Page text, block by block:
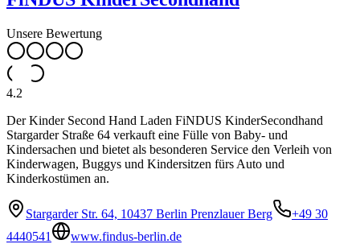
Unsere Bewertung
4.2
Der Kinder Second Hand Laden FiNDUS KinderSecondhand
Stargarder Straße 64 verkauft eine Fülle von Baby- und
Kindersachen und bietet als besonderen Service den Verleih von
Kinderwagen, Buggys und Kindersitzen fürs Auto und
Kinderkostümen an.
Stargarder Str. 64, 10437 Berlin Prenzlauer Berg
+49 30
4440541
www.findus-berlin.de